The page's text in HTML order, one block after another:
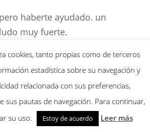
haberte ayudado. un
muy fuerte.
Responder
Jara Estrada el junio 3, 2017 a
pm
Gabriel, tengo un hijo de 8
cookies, tanto propias como de terceros
estadística sobre su navegación y
relacionada con sus preferencias,
sus pautas de navegación. Para continuar,
su uso.
Estoy de acuerdo Leer más